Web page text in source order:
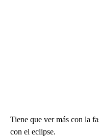
Tiene que ver más con la
con el eclipse.